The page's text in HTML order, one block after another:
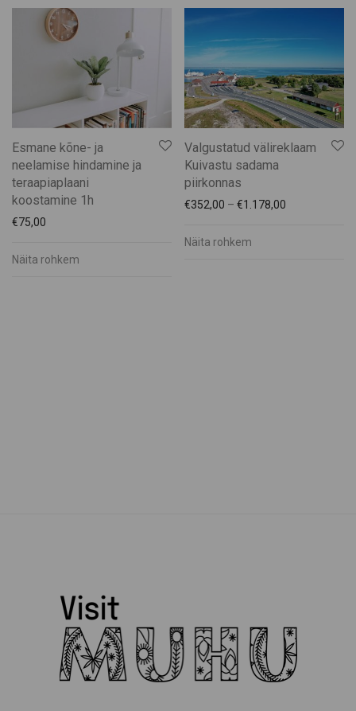
Toit ja Joogid
Esmane kõne- ja
neelamise hindamine ja
teraapiaplaani
koostamine 1h
€75,00
Näita rohkem
Valgustatud välireklaam
Kuivastu sadama
piirkonnas
€352,00 – €1.178,00
Näita rohkem